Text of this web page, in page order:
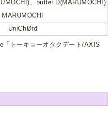
、butter.D(MARUMOCHI)
MARUMOCHI
UniChØrd
トーキョーオタクデート/AXIS